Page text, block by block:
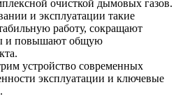
очисткой дымовых газов.
и эксплуатации такие
работу, сокращают
и повышают общую
устройство современных
эксплуатации и ключевые